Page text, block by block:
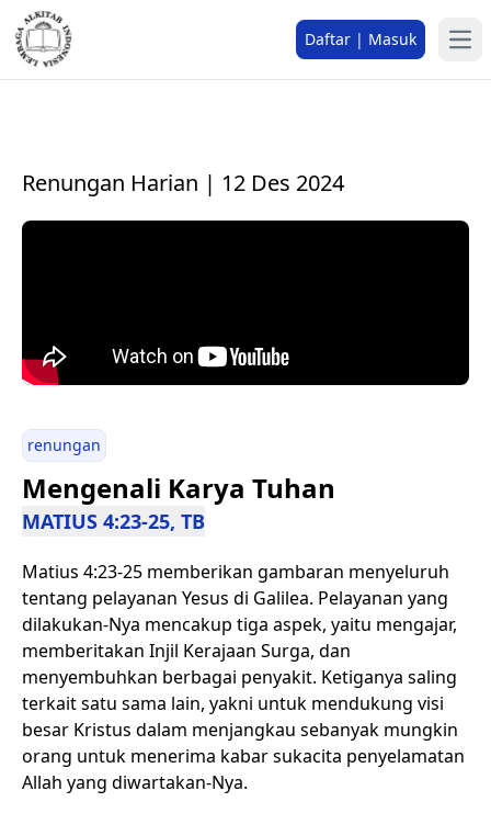
Daftar | Masuk
Renungan Harian | 12 Des 2024
renungan
Mengenali Karya Tuhan
MATIUS 4:23-25, TB
Matius 4:23-25 memberikan gambaran menyeluruh
tentang pelayanan Yesus di Galilea. Pelayanan yang
dilakukan-Nya mencakup tiga aspek, yaitu mengajar,
memberitakan Injil Kerajaan Surga, dan
menyembuhkan berbagai penyakit. Ketiganya saling
terkait satu sama lain, yakni untuk mendukung visi
besar Kristus dalam menjangkau sebanyak mungkin
orang untuk menerima kabar sukacita penyelamatan
Allah yang diwartakan-Nya.